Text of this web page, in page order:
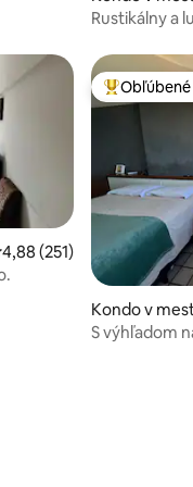
Rustikálny a
ohodnotenie
4,88 (251)
Kondo v
ta
S výhľadom